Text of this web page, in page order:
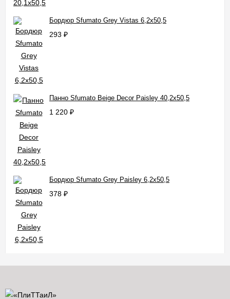
Бордюр Sfumato Grey Vistas 6,2x50,5
293 ₽
Панно Sfumato Beige Decor Paisley 40,2x50,5
1 220 ₽
Бордюр Sfumato Grey Paisley 6,2x50,5
378 ₽